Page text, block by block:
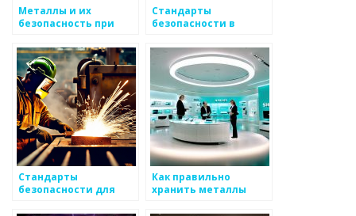
Металлы и их
безопасность при
производственной
среде
Стандарты
безопасности в
производстве
Стандарты
безопасности для
Как правильно
хранить металлы